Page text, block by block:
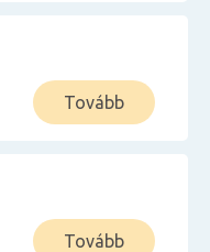
Tovább
Tovább